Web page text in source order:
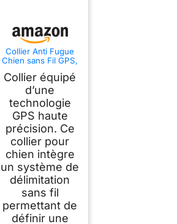
Collier Anti Fugue
Chien sans Fil GPS,
Chien avec Écran
Couleur, Clôture
GPS Intelligente
Haute Précision,
Réglable 30-999M,
IPX7 Étanche,
Utilisation Simple
(Noir2.0)
Collier équipé
d’une
technologie
GPS haute
précision. Ce
collier pour
chien intègre
un système de
délimitation
sans fil
permettant de
définir une